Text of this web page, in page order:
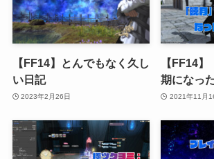
【FF14】とんでもなく久し
い日記
2023年2月26日
【FF14
期になっ
2021年11月